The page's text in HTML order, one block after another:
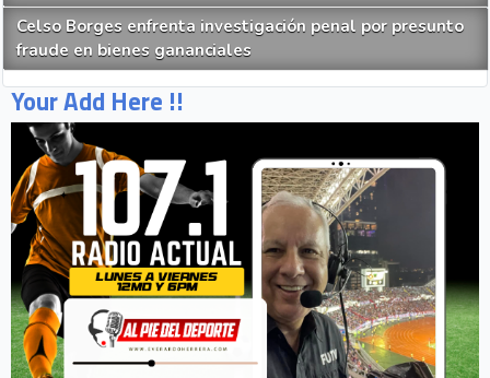
Celso Borges enfrenta investigación penal por presunto
fraude en bienes gananciales
Your Add Here !!